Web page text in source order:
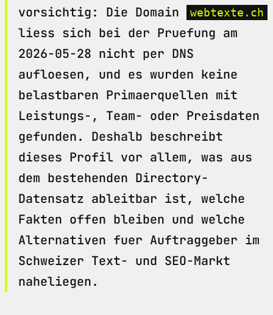
vorsichtig: Die Domain
webtexte.ch
liess sich bei der Pruefung am
2026-05-28 nicht per DNS
aufloesen, und es wurden keine
belastbaren Primaerquellen mit
Leistungs-, Team- oder Preisdaten
gefunden. Deshalb beschreibt
dieses Profil vor allem, was aus
dem bestehenden Directory-
Datensatz ableitbar ist, welche
Fakten offen bleiben und welche
Alternativen fuer Auftraggeber im
Schweizer Text- und SEO-Markt
naheliegen.